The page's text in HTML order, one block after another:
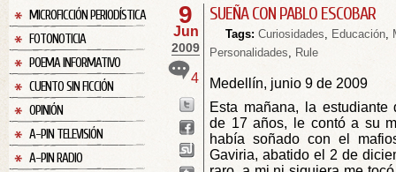
MICROFICCIÓN PERIODÍSTICA
FOTONOTICIA
POEMA INFORMATIVO
CUENTO SIN FICCIÓN
OPINIÓN
A-PIN TELEVISIÓN
A-PIN RADIO
9
Jun
2009
4
SUEÑA CON PABLO ESCOBAR
Tags: Curiosidades, Educación,
Personalidades, Rule
Medellín, junio 9 de 2009
Esta mañana, la estudiante
de 17 años, le contó a su
había soñado con el
Gaviria, abatido el 2 de